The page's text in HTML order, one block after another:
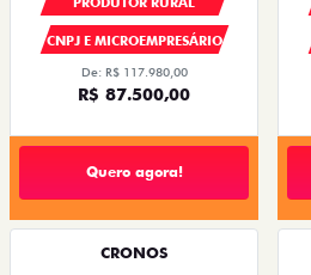
CNPJ E MICROEMPRESÁRIO
De: R$ 117.980,00
R$ 87.500,00
Quero agora!
CRONOS